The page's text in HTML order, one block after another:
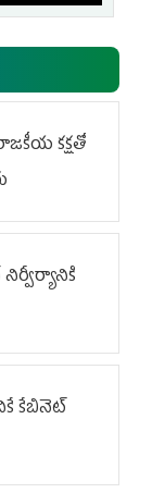
కక్షతో
కేబినెట్‌